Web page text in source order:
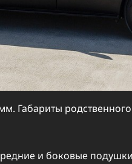
Габариты
и боковые